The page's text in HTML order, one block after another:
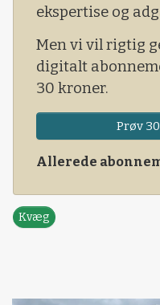
ekspertise og
Men vi vil rigtig
digitalt
30 kroner.
Prøv
Allerede
Kvæg